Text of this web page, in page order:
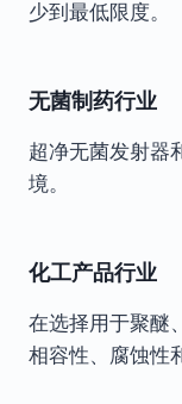
少到最低限度。
无菌制药行业
超净无菌发射器
境。
化工产品行业
在选择用于聚醚
相容性、腐蚀性